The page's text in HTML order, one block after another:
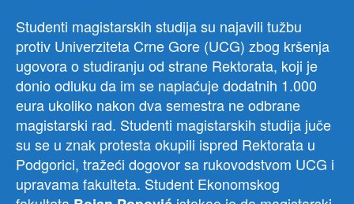
Studenti magistarskih studija su najavili tužbu
protiv Univerziteta Crne Gore (UCG) zbog kršenja
ugovora o studiranju od strane Rektorata, koji je
donio odluku da im se naplaćuje dodatnih 1.000
eura ukoliko nakon dva semestra ne odbrane
magistarski rad. Studenti magistarskih studija juče
su se u znak protesta okupili ispred Rektorata u
Podgorici, tražeći dogovor sa rukovodstvom UCG i
upravama fakulteta. Student Ekonomskog